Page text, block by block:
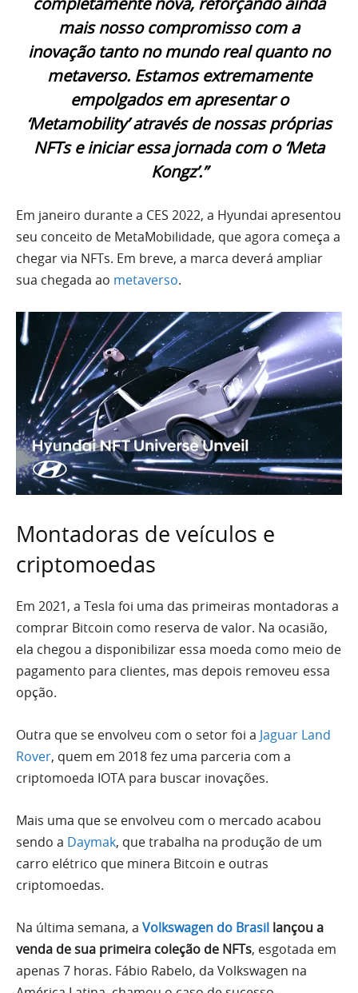
mais nosso compromisso com a
inovação tanto no mundo real quanto no
metaverso. Estamos extremamente
empolgados em apresentar o
‘Metamobility’ através de nossas próprias
NFTs e iniciar essa jornada com o ‘Meta
Kongz’.”
Em janeiro durante a CES 2022, a Hyundai apresentou
seu conceito de MetaMobilidade, que agora começa a
chegar via NFTs. Em breve, a marca deverá ampliar
sua chegada ao metaverso.
Montadoras de veículos e
criptomoedas
Em 2021, a Tesla foi uma das primeiras montadoras a
comprar Bitcoin como reserva de valor. Na ocasião,
ela chegou a disponibilizar essa moeda como meio de
pagamento para clientes, mas depois removeu essa
opção.
Outra que se envolveu com o setor foi a Jaguar Land
Rover, quem em 2018 fez uma parceria com a
criptomoeda IOTA para buscar inovações.
Mais uma que se envolveu com o mercado acabou
sendo a Daymak, que trabalha na produção de um
carro elétrico que minera Bitcoin e outras
criptomoedas.
Na última semana, a Volkswagen do Brasil lançou a
venda de sua primeira coleção de NFTs, esgotada em
apenas 7 horas. Fábio Rabelo, da Volkswagen na